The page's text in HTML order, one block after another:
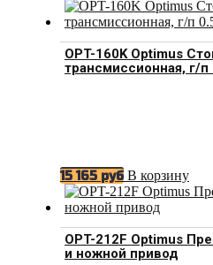
OPT-160K Optimus
трансмиссионная, г/п
15 165 руб В корзину
OPT-212F Optimus
и ножной привод